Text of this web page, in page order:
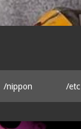
/nippon /etc